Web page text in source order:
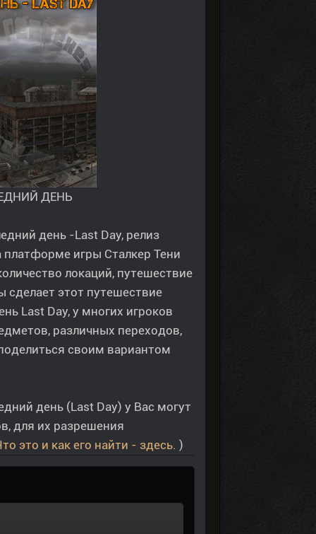
ДЕНЬ
день -Last Day, релиз
платформе игры Сталкер Тени
локаций, путешествие
этот путешествие
Last Day, у многих игроков
различных переходов,
своим вариантом
день (Last Day) у Вас могут
для их разрешения
это и как его найти - здесь. )